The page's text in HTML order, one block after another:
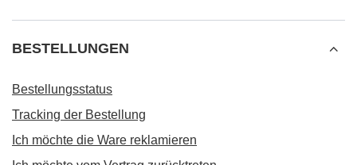
BESTELLUNGEN
Bestellungsstatus
Tracking der Bestellung
Ich möchte die Ware reklamieren